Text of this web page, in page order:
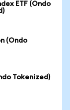
ETF (Ondo
(Ondo
Tokenized)